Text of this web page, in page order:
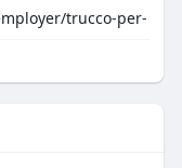
trucco-per-